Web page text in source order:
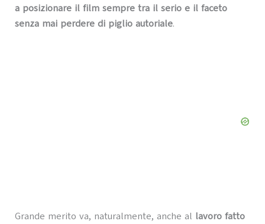
a posizionare il film sempre tra il serio e il faceto
senza mai perdere di piglio autoriale.
Grande merito va, naturalmente, anche al lavoro fatto